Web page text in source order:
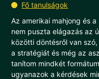
Fő tanulságok
Az amerikai mahjong és
nem puszta elágazás az
közötti döntésről van
a stratégiát és még az
tanítom mindkét
ugyanazok a kérdések